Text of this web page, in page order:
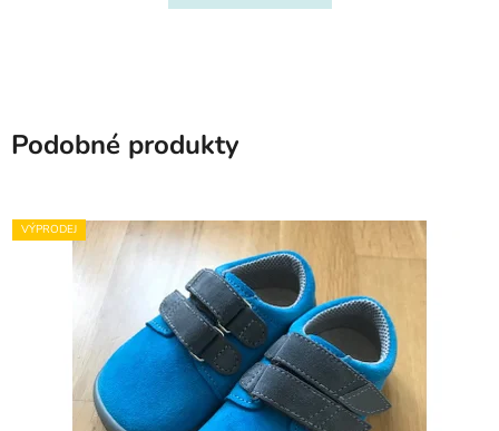
Podobné produkty
VÝPRODEJ